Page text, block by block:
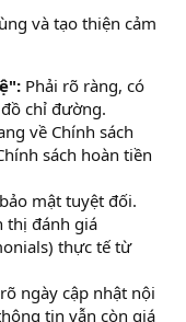
và tạo thiện cảm
Phải rõ ràng, có
chỉ đường.
về Chính sách
sách hoàn tiền
mật tuyệt đối.
thị đánh giá
thực tế từ
ngày cập nhật nội
tin vẫn còn giá